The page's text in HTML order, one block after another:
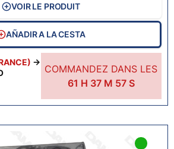
→
COMMANDEZ DANS LES
61 H 37M 55 S
VOIR LE PRODUIT
AÑADIR A LA CESTA